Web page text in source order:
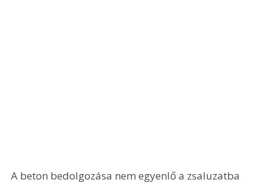
A beton bedolgozása nem egyenlő a zsaluzatba